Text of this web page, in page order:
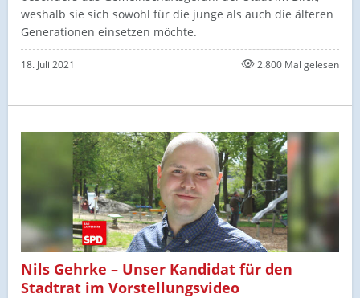
weshalb sie sich sowohl für die junge als auch die älteren
Generationen einsetzen möchte.
18. Juli 2021 2.800 Mal gelesen
Nils Gehrke – Unser Kandidat für den
Stadtrat im Vorstellungsvideo